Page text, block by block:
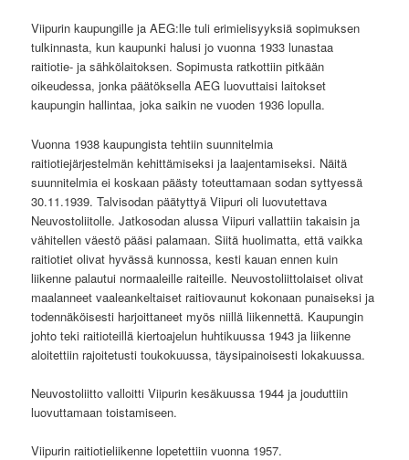
Viipurin kaupungille ja AEG:lle tuli erimielisyyksiä sopimuksen
tulkinnasta, kun kaupunki halusi jo vuonna 1933 lunastaa
raitiotie- ja sähkölaitoksen. Sopimusta ratkottiin pitkään
oikeudessa, jonka päätöksella AEG luovuttaisi laitokset
kaupungin hallintaa, joka saikin ne vuoden 1936 lopulla.
Vuonna 1938 kaupungista tehtiin suunnitelmia
raitiotiejärjestelmän kehittämiseksi ja laajentamiseksi. Näitä
suunnitelmia ei koskaan päästy toteuttamaan sodan syttyessä
30.11.1939. Talvisodan päätyttyä Viipuri oli luovutettava
Neuvostoliitolle. Jatkosodan alussa Viipuri vallattiin takaisin ja
vähitellen väestö pääsi palamaan. Siitä huolimatta, että vaikka
raitiotiet olivat hyvässä kunnossa, kesti kauan ennen kuin
liikenne palautui normaaleille raiteille. Neuvostoliittolaiset olivat
maalanneet vaaleankeltaiset raitiovaunut kokonaan punaiseksi ja
todennäköisesti harjoittaneet myös niillä liikennettä. Kaupungin
johto teki raitioteillä kiertoajelun huhtikuussa 1943 ja liikenne
aloitettiin rajoitetusti toukokuussa, täysipainoisesti lokakuussa.
Neuvostoliitto valloitti Viipurin kesäkuussa 1944 ja jouduttiin
luovuttamaan toistamiseen.
Viipurin raitiotieliikenne lopetettiin vuonna 1957.